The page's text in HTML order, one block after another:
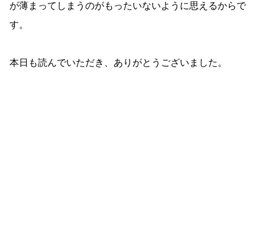
が薄まってしまうのがもったいないように思えるからで
す。
本日も読んでいただき、ありがとうございました。